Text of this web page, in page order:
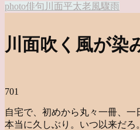
photo俳句 川面平太老 風驟雨
川面吹く風が染
701
自宅で、初めから丸々一冊、
本当に久しぶり。いつ以来だろ